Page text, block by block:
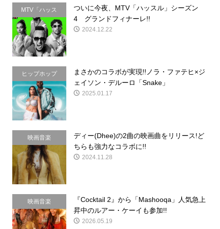
MTV「ハッス
ル」
ついに今夜、MTV「ハッスル」シーズン
4 グランドフィナーレ!!
2024.12.22
ヒップホップ
まさかのコラボが実現!!ノラ・ファテヒ×ジ
ェイソン・デルーロ「Snake」
2025.01.17
映画音楽
ディー(Dhee)の2曲の映画曲をリリース!ど
ちらも強力なコラボに!!
2024.11.28
映画音楽
『Cocktail 2』から「Mashooqa」人気急上
昇中のルアー・ケーイも参加!!
2026.05.19